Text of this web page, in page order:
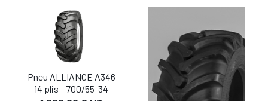
Pneu ALLIANCE A346
14 plis - 700/55-34